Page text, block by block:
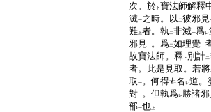
次。於下寶法師解釋
滅一之時。以 二彼邪見
難 上者。執二非滅一爲レ
邪見一。爲二如理覺一
故寶法師。釋下別計二
者。此是見取。若將
取一。何得 名 レ道。
對一。但執爲レ勝諸
部一也 上